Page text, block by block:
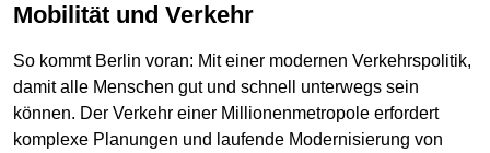
Mobilität und Verkehr
So kommt Berlin voran: Mit einer modernen Verkehrspolitik,
damit alle Menschen gut und schnell unterwegs sein
können. Der Verkehr einer Millionenmetropole erfordert
komplexe Planungen und laufende Modernisierung von